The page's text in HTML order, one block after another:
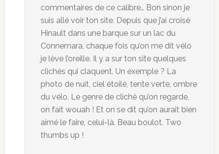
commentaires de ce calibre… Bon sinon je
suis allé voir ton site. Depuis que j’ai croisé
Hinault dans une barque sur un lac du
Connemara, chaque fois qu’on me dit vélo
je lève l’oreille. Il y a sur ton site quelques
clichés qui claquent. Un exemple ? La
photo de nuit, ciel étoilé, tente verte, ombre
du vélo. Le genre de cliché qu’on regarde,
on fait wouah ! Et on se dit qu’on aurait bien
aimé le faire, celui-là. Beau boulot. Two
thumbs up !